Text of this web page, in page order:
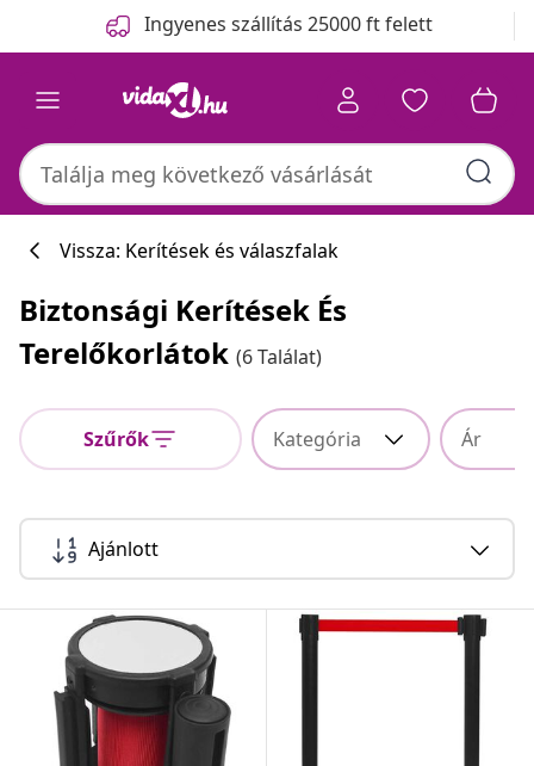
Ingyenes szállítás 25000 ft felett
Vissza: Kerítések és válaszfalak
Biztonsági Kerítések És
Terelőkorlátok (6 Találat)
Szűrők Kategória Ár
Ajánlott